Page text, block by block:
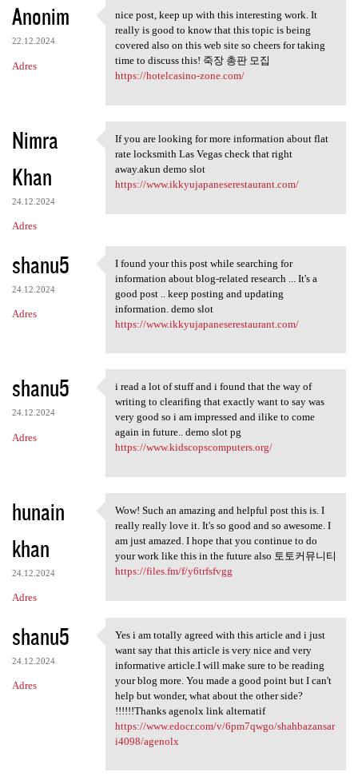
Anonim
22.12.2024
Adres
nice post, keep up with this
nice post, keep up with this interesting work. It
really is good to know that this topic is being
covered also on this web site so cheers for taking
time to discuss this! 죽장 총판 모집
https://hotelcasino-zone.com/
Nimra
Khan
24.12.2024
Adres
If you are looking for more
If you are looking for more information about flat
rate locksmith Las Vegas check that right
away.akun demo slot
https://www.ikkyujapaneserestaurant.com/
shanu5
24.12.2024
Adres
I found your this post while
I found your this post while searching for
information about blog-related research ... It's a
good post .. keep posting and updating
information. demo slot
https://www.ikkyujapaneserestaurant.com/
shanu5
24.12.2024
Adres
i read a lot of stuff and i
i read a lot of stuff and i found that the way of
writing to clearifing that exactly want to say was
very good so i am impressed and ilike to come
again in future.. demo slot pg
https://www.kidscopscomputers.org/
hunain
khan
24.12.2024
Adres
Wow! Such an amazing and
Wow! Such an amazing and helpful post this is. I
really really love it. It's so good and so awesome. I
am just amazed. I hope that you continue to do
your work like this in the future also 토토커뮤니티
https://files.fm/f/y6trfsfvgg
shanu5
24.12.2024
Adres
Yes i am totally agreed with
Yes i am totally agreed with this article and i just
want say that this article is very nice and very
informative article.I will make sure to be reading
your blog more. You made a good point but I can't
help but wonder, what about the other side?
!!!!!!Thanks agenolx link alternatif
https://www.edocr.com/v/6pm7qwgo/shahbazansar
i4098/agenolx